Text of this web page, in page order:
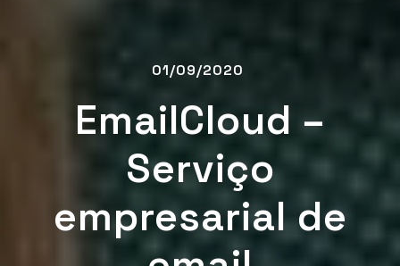
01/09/2020
EmailCloud –
Serviço
empresarial de